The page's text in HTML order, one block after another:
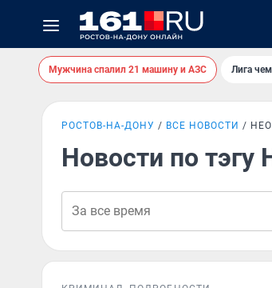
Мужчина спалил 21 машину и АЗС Лига
РОСТОВ-НА-ДОНУ ВСЕ НОВОСТИ
Новости по тэгу